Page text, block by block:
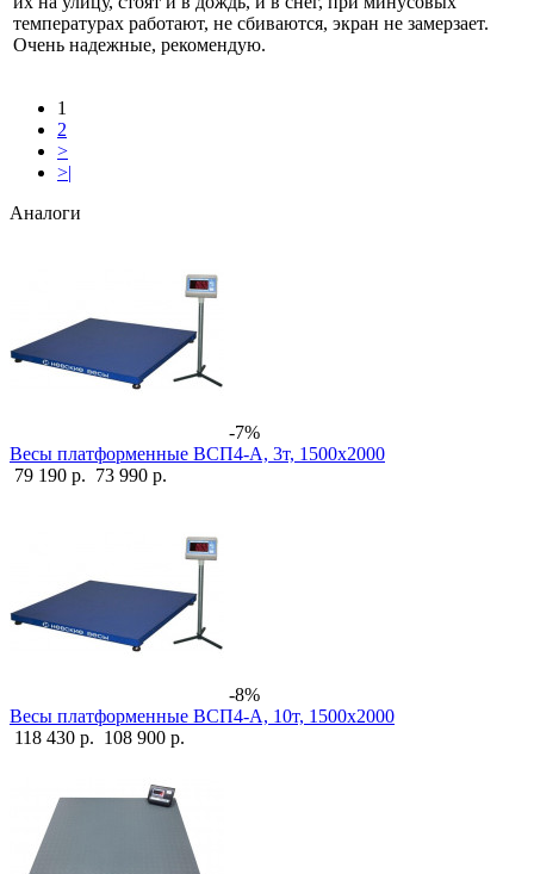
температурах работают, не сбиваются, экран не замерзает.
Очень надежные, рекомендую.
1
2
>
>|
Аналоги
-7%
Весы платформенные ВСП4-А, 3т, 1500х2000
79 190 р. 73 990 р.
-8%
Весы платформенные ВСП4-А, 10т, 1500х2000
118 430 р. 108 900 р.